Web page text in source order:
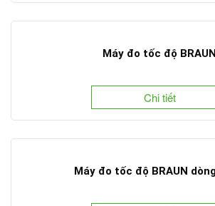
Máy đo tốc độ BRAUN
Chi tiết
Máy đo tốc độ BRAUN